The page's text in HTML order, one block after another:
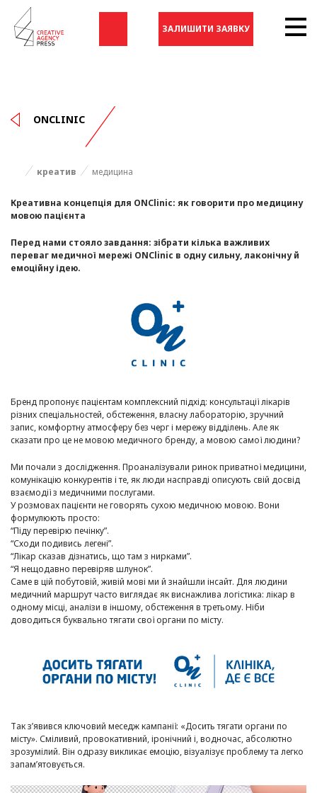
ЗАЛИШИТИ ЗАЯВКУ
ONCLINIC
креатив медицина
Креативна концепція для ONClinic: як говорити про медицину
мовою пацієнта
Перед нами стояло завдання: зібрати кілька важливих
переваг медичної мережі ONClinic в одну сильну, лаконічну й
емоційну ідею.
Бренд пропонує пацієнтам комплексний підхід: консультації лікарів
різних спеціальностей, обстеження, власну лабораторію, зручний
запис, комфортну атмосферу без черг і мережу відділень. Але як
сказати про це не мовою медичного бренду, а мовою самої людини?
Ми почали з дослідження. Проаналізували ринок приватної медицини,
комунікацію конкурентів і те, як люди насправді описують свій досвід
взаємодії з медичними послугами.
У розмовах пацієнти не говорять сухою медичною мовою. Вони
формулюють просто:
“Піду перевірю печінку”.
“Сходи подивись легені”.
“Лікар сказав дізнатись, що там з нирками”.
“Я нещодавно перевіряв шлунок”.
Саме в цій побутовій, живій мові ми й знайшли інсайт. Для людини
медичний маршрут часто виглядає як виснажлива логістика: лікар в
одному місці, аналізи в іншому, обстеження в третьому. Ніби
доводиться буквально тягати свої органи по місту.
Так з’явився ключовий меседж кампанії: «Досить тягати органи по
місту». Сміливий, провокативний, іронічний і, водночас, абсолютно
зрозумілий. Він одразу викликає емоцію, візуалізує проблему та легко
запам’ятовується.